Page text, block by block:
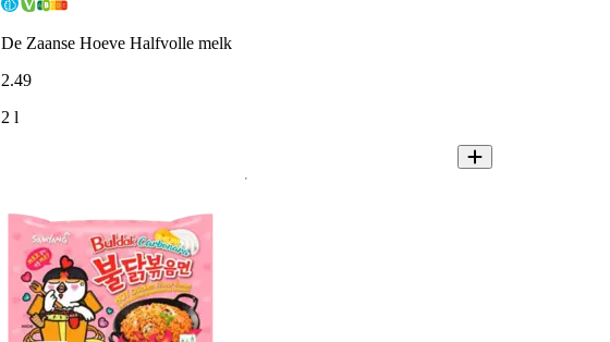
De Zaanse Hoeve Halfvolle melk
2.49
2 l